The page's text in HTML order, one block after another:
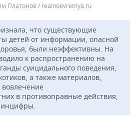
Платонов / realnoevremya.ru
что существующие
детей от информации, опасной
были неэффективны. На
к распространению на
суицидального поведения,
а также материалов,
в противоправные действия,